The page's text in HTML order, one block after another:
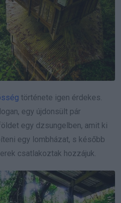
története igen érdekes.
egy újdonsült pár
egy dzsungelben, amit ki
egy lombházat, s később
csatlakoztak hozzájuk.